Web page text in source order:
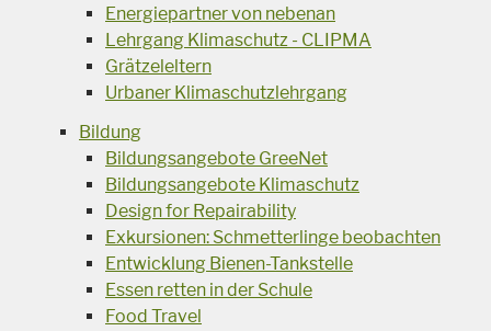
Energiepartner von nebenan
Lehrgang Klimaschutz - CLIPMA
Grätzeleltern
Urbaner Klimaschutzlehrgang
Bildung
Bildungsangebote GreeNet
Bildungsangebote Klimaschutz
Design for Repairability
Exkursionen: Schmetterlinge beobachten
Entwicklung Bienen-Tankstelle
Essen retten in der Schule
Food Travel